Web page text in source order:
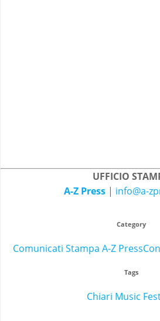
UFFICIO
A-Z Press | info@a-
Category
Comunicati Stampa A-Z Press
Tags
Chiari Music